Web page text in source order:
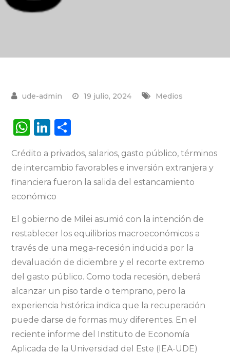
19 julio, 2024 Medios
W
a
ts
A
p
Li
k
e
dI
ar
e
Crédito a privados, salarios, gasto público, términos
de intercambio favorables e inversión extranjera y
financiera fueron la salida del estancamiento
económico
El gobierno de Milei asumió con la intención de
restablecer los equilibrios macroeconómicos a
través de una mega-recesión inducida por la
devaluación de diciembre y el recorte extremo
del gasto público. Como toda recesión, deberá
alcanzar un piso tarde o temprano, pero la
experiencia histórica indica que la recuperación
puede darse de formas muy diferentes. En el
reciente informe del Instituto de Economía
Aplicada de la Universidad del Este (IEA-UDE)